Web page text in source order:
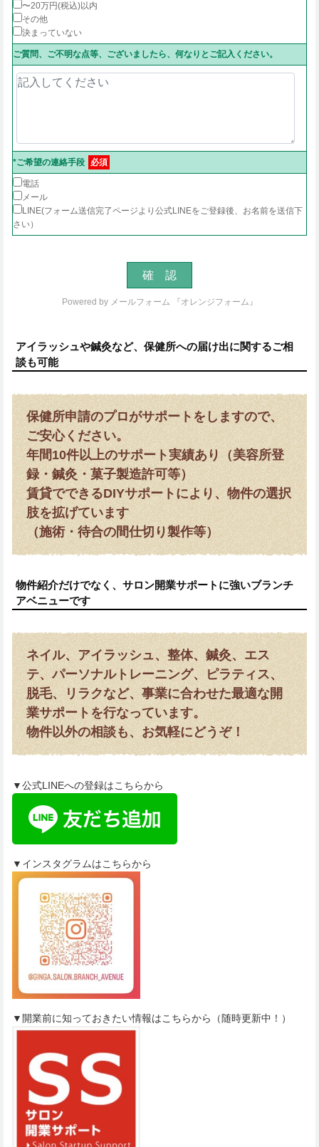
〜20万円(税込)以内
その他
決まっていない
ご質問、ご不明な点等、ございましたら、何なりとご記入ください。
*ご希望の連絡手段 必須
電話
メール
LINE(フォーム送信完了ページより公式LINEをご登録後、お名前を送信下
さい）
Powered by メールフォーム 『オレンジフォーム』
アイラッシュや鍼灸など、保健所への届け出に関するご相
談も可能
保健所申請のプロがサポートをしますので、
ご安心ください。
年間10件以上のサポート実績あり（美容所登
録・鍼灸・菓子製造許可等）
賃貸でできるDIYサポートにより、物件の選択
肢を拡げています
（施術・待合の間仕切り製作等）
物件紹介だけでなく、サロン開業サポートに強いブランチ
アベニューです
ネイル、アイラッシュ、整体、鍼灸、エス
テ、パーソナルトレーニング、ピラティス、
脱毛、リラクなど、事業に合わせた最適な開
業サポートを行なっています。
物件以外の相談も、お気軽にどうぞ！
▼公式LINEへの登録はこちらから
▼インスタグラムはこちらから
▼開業前に知っておきたい情報はこちらから（随時更新中！）